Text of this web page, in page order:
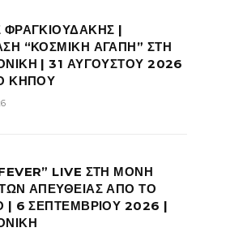
ΦΡΑΓΚΙΟΥΔΑΚΗΣ |
“ΚΟΣΜΙΚΗ ΑΓΑΠΗ” ΣΤΗ
| 31 ΑΥΓΟΥΣΤΟΥ 2026
ΚΗΠΟΥ
LIVE ΣΤΗ ΜΟΝΗ
ΑΠΕΥΘΕΙΑΣ ΑΠΟ ΤΟ
| 6 ΣΕΠΤΕΜΒΡΙΟΥ 2026 |